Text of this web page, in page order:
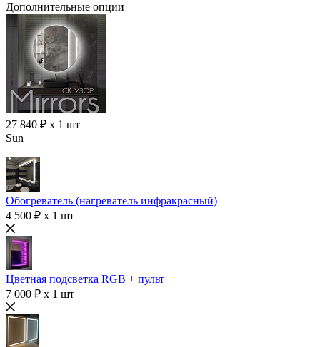
Дополнительные опции
27 840 ₽ x 1 шт
Sun
Обогреватель (нагреватель инфракрасный)
4 500 ₽ x 1 шт
Цветная подсветка RGB + пульт
7 000 ₽ x 1 шт